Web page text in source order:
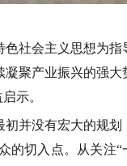
社会主义思想为
聚产业振兴的强
示。
初并没有宏大的规
的切入点。从关注“